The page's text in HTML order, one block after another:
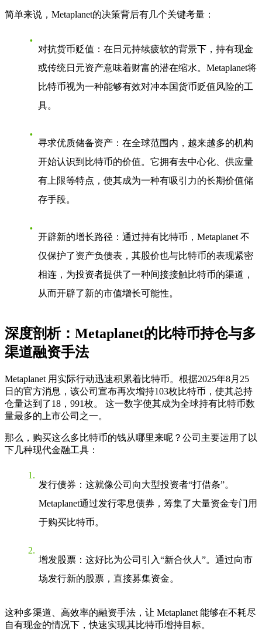
简单来说，Metaplanet的决策背后有几个关键考量：
对抗货币贬值 ：在日元持续疲软的背景下，持有现金
或传统日元资产意味着财富的潜在缩水。Metaplanet将
比特币视为一种能够有效对冲本国货币贬值风险的工
具。
寻求优质储备资产 ：在全球范围内，越来越多的机构
开始认识到比特币的价值。它拥有去中心化、供应量
有上限等特点，使其成为一种有吸引力的长期价值储
存手段。
开辟新的增长路径 ：通过持有比特币，Metaplanet 不
仅保护了资产负债表，其股价也与比特币的表现紧密
相连，为投资者提供了一种间接接触比特币的渠道，
从而开辟了新的市值增长可能性。
深度剖析：Metaplanet的比特币持仓与多
渠道融资手法
Metaplanet 用实际行动迅速积累着比特币。根据2025年8月25
日的官方消息，该公司宣布再次增持103枚比特币，使其总持
仓量达到了18，991枚。 这一数字使其成为全球持有比特币数
量最多的上市公司之一。
那么，购买这么多比特币的钱从哪里来呢？公司主要运用了以
下几种现代金融工具：
发行债券 ：这就像公司向大型投资者“打借条”。
Metaplanet通过发行零息债券，筹集了大量资金专门用
于购买比特币。
增发股票 ：这好比为公司引入“新合伙人”。通过向市
场发行新的股票，直接募集资金。
这种多渠道、高效率的融资手法，让 Metaplanet 能够在不耗尽
自有现金的情况下，快速实现其比特币增持目标。